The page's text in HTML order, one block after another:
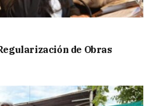
de Obras